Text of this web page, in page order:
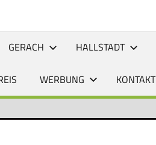
GERACH HALLSTADT
WERBUNG KONTAKT